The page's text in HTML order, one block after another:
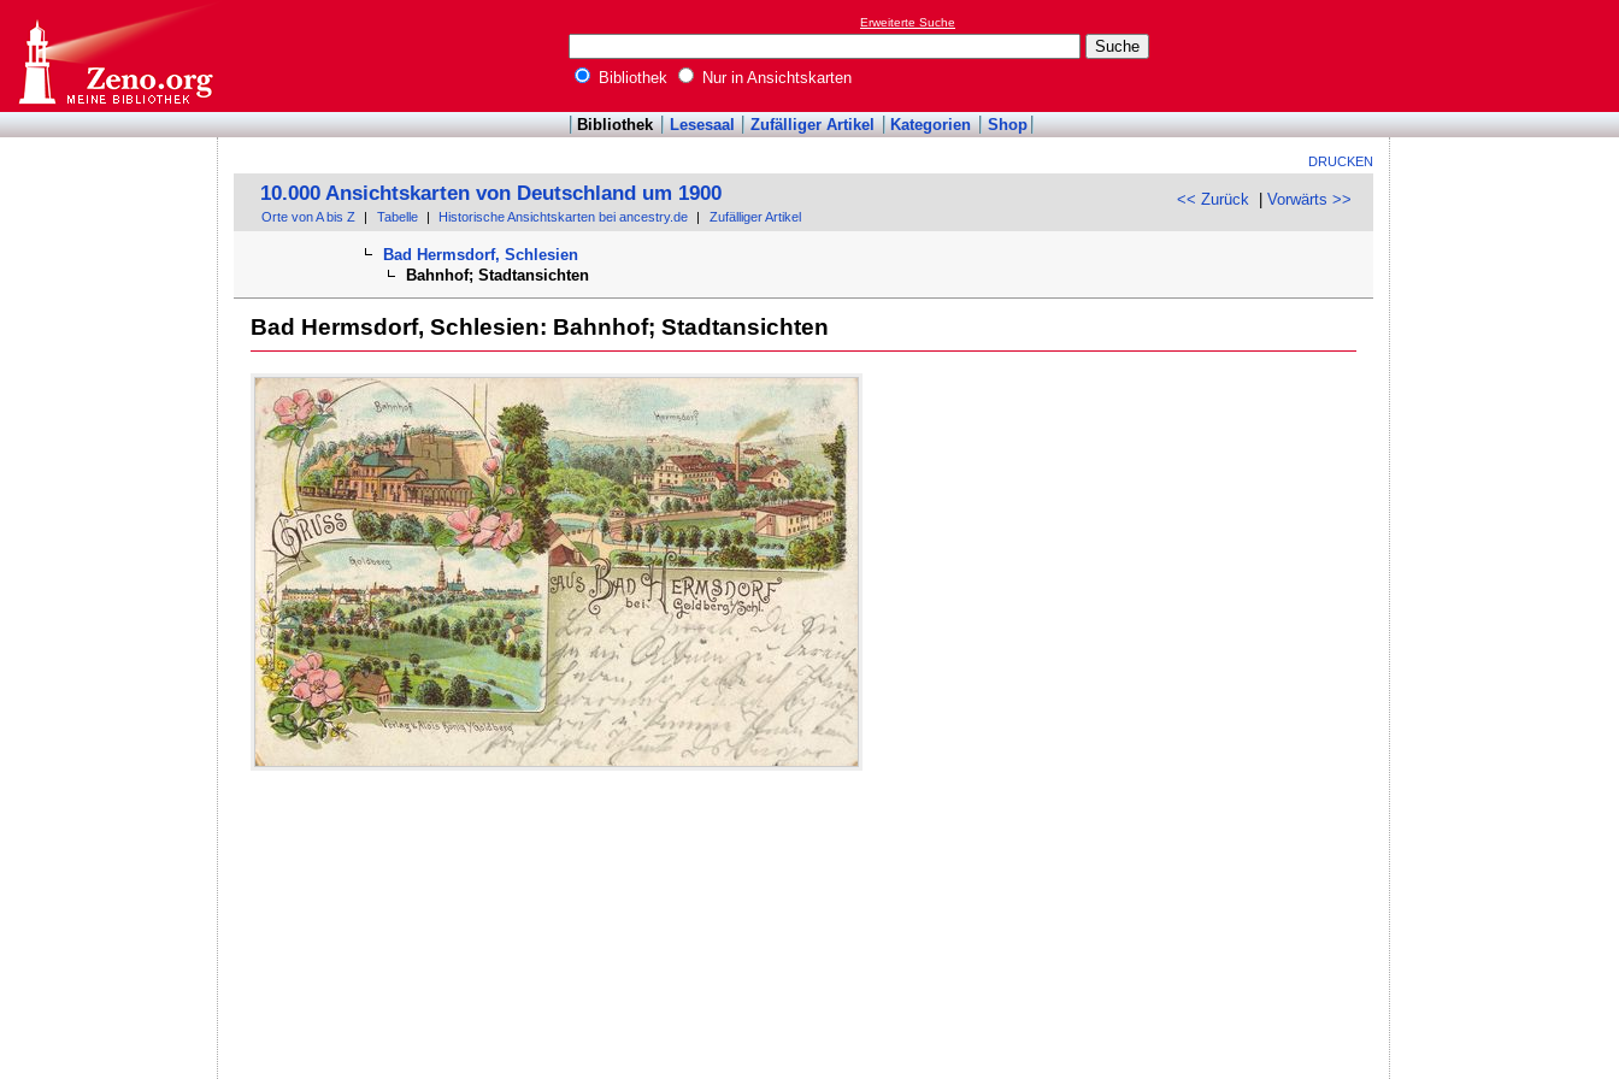
Erweiterte Suche
Bibliothek Nur in Ansichtskarten
Bibliothek Lesesaal Zufälliger Artikel Kategorien Shop
DRUCKEN
<< Zurück |Vorwärts >>
10.000 Ansichtskarten von Deutschland um 1900
Orte von A bis Z Tabelle Historische Ansichtskarten bei ancestry.de Zufälliger Artikel
Bad Hermsdorf, Schlesien
Bahnhof; Stadtansichten
Bad Hermsdorf, Schlesien: Bahnhof; Stadtansichten